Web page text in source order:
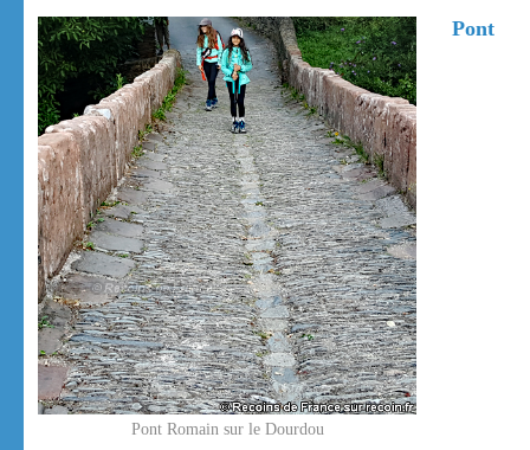
Pont Romain sur le Dourdou
Pont